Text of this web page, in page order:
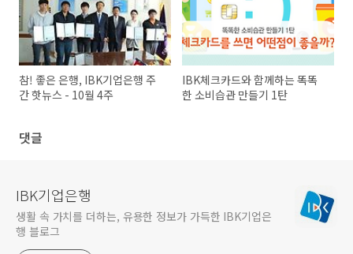
참! 좋은 은행, IBK기업은행 주
간 핫뉴스 - 10월 4주
IBK체크카드와 함께하는 똑똑
한 소비습관 만들기 1탄
댓글
IBK기업은행
생활 속 가치를 더하는, 유용한 정보가 가득한 IBK기업은
행 블로그